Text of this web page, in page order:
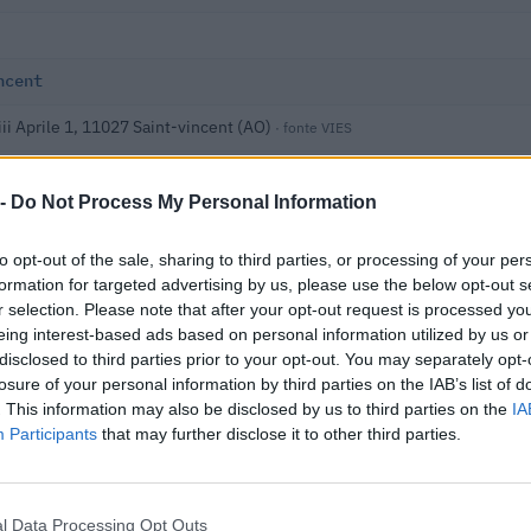
Do Not Process My Personal Information
opt-out of the sale, sharing to third parties, or processing of your
for targeted advertising by us, please use the below opt-out
selection. Please note that after your opt-out request is processed
interest-based ads based on personal information utilized by us
to third parties prior to your opt-out. You may separately
of your personal information by third parties on the IAB’s list of
This information may also be disclosed by us to third parties on the
Participants that may further disclose it to other third parties.
Data Processing Opt Outs
Aprile 1, 11027 Saint-vincent (AO) · fonte VIES
dati nella visura camerale →